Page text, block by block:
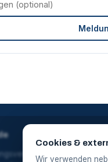
und
Cookies &
Wir verwenden